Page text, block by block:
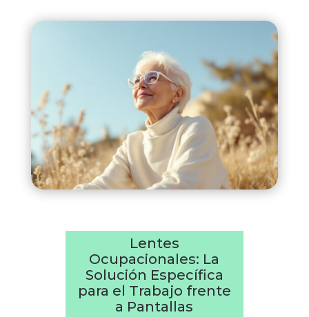
Lentes
Ocupacionales: La
Solución Específica
para el Trabajo frente
a Pantallas